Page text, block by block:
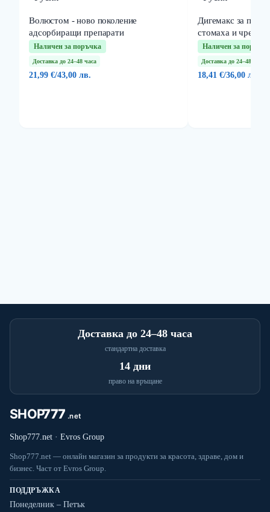
Волюстом - ново поколение
адсорбиращи препарати
Наличен за поръчка
Доставка до 24–48 часа
21,99 €/43,00 лв.
Дигемакс за по
стомаха и
Наличен за поръчка
Доставка до 24–48 часа
18,41 €/36,00 лв.
Доставка до 24–48 часа
стандартна доставка
14 дни
право на връщане
Shop777.net · Evros Group
Shop777.net — онлайн магазин за продукти за красота, здраве, дом и
бизнес. Част от Evros Group.
ПОДДРЪЖКА
Понеделник – Петък